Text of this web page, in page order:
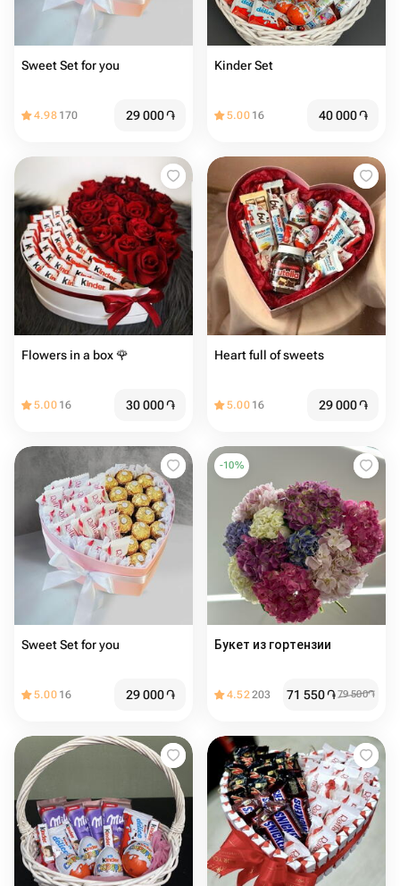
Sweet Set for you
4.98 170 29 000֏
Kinder Set
5.00 16 40 000֏
Flowers in a box 🌹
5.00 16 30 000֏
Heart full of sweets
5.00 16 29 000֏
Sweet Set for you
5.00 16 29 000֏
-10%
Букет из гортензии
4.52203 71 550֏79 500֏